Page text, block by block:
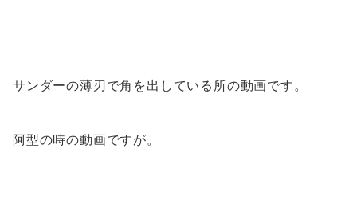
サンダーの薄刃で角を出している所の動画です。
阿型の時の動画ですが。